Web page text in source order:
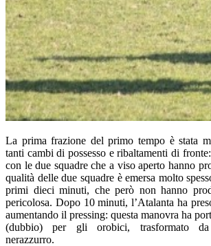
La prima frazione del primo tempo è stata
tanti cambi di possesso e ribaltamenti di
con le due squadre che a viso aperto hanno
qualità delle due squadre è emersa molto
primi dieci minuti, che però non hanno
pericolosa. Dopo 10 minuti, l’Atalanta ha
aumentando il pressing: questa manovra ha
(dubbio) per gli orobici, trasformato
nerazzurro.